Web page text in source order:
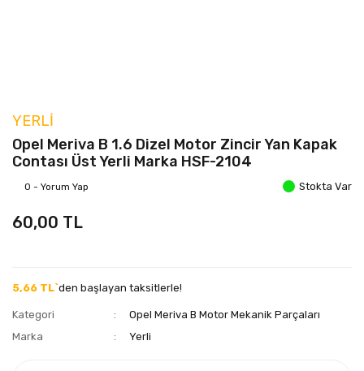
YERLI
Opel Meriva B 1.6 Dizel Motor Zincir Yan Kapak
Contası Üst Yerli Marka HSF-2104
0 - Yorum Yap Stokta Var
60,00 TL
5,66 TL`den başlayan taksitlerle!
Kategori
Opel Meriva B Motor Mekanik Parçaları
Marka
Yerli